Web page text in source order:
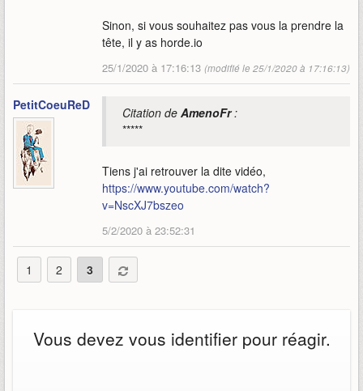
Sinon, si vous souhaitez pas vous la prendre la
tête, il y as horde.io
25/1/2020 à 17:16:13 (modifié le 25/1/2020 à 17:16:13)
PetitCoeuReD Citation de AmenoFr:
*****
Tiens j'ai retrouver la dite vidéo,
https://www.youtube.com/watch?
v=NscXJ7bszeo
5/2/2020 à 23:52:31
1 2 3
Vous devez vous identifier pour réagir.